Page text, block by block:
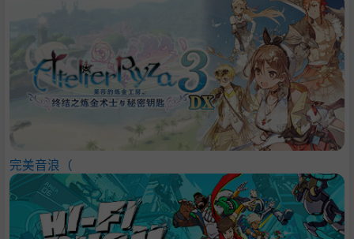
完美音浪（